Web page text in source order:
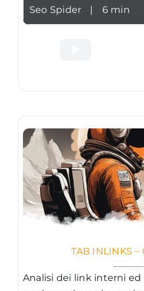
Seo Spider | 6 min
TAB INLINKS –
Analisi dei link interni